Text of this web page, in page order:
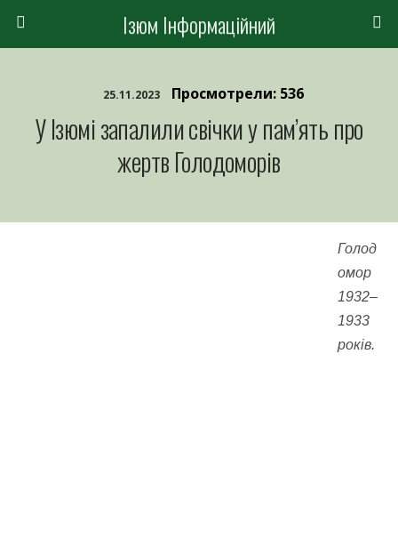
Ізюм Інформаційний
25.11.2023 Просмотрели: 536
У Ізюмі запалили свічки у пам’ять про
жертв Голодоморів
Голод
омор
1932–
1933
років.